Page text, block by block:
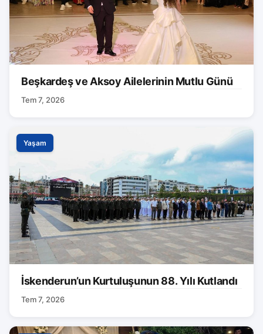
Beşkardeş ve Aksoy Ailelerinin Mutlu Günü
Tem 7, 2026
Yaşam
İskenderun’un Kurtuluşunun 88. Yılı Kutlandı
Tem 7, 2026